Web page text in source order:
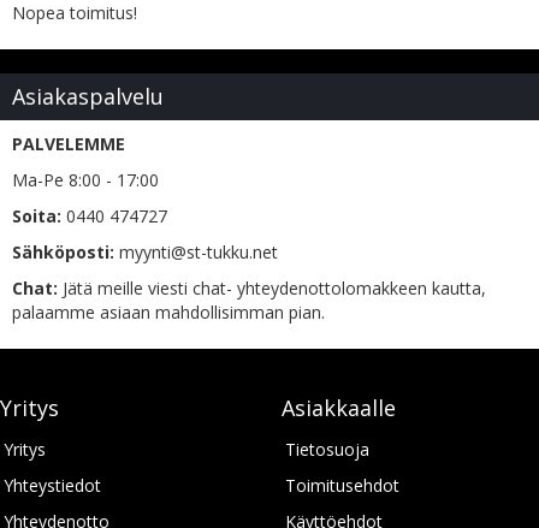
Nopea toimitus!
Asiakaspalvelu
PALVELEMME
Ma-Pe 8:00 - 17:00
Soita: 0440 474727
Sähköposti: myynti@st-tukku.net
Chat: Jätä meille viesti chat- yhteydenottolomakkeen kautta,
palaamme asiaan mahdollisimman pian.
Yritys
Yritys
Yhteystiedot
Yhteydenotto
Asiakkaalle
Tietosuoja
Toimitusehdot
Käyttöehdot